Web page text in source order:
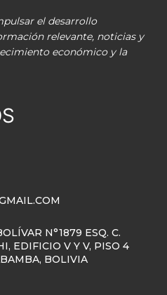
el desarrollo
relevante, noticias y
económico y la
N°1879 ESQ. C.
EDIFICIO V Y V, PISO 4
BOLIVIA